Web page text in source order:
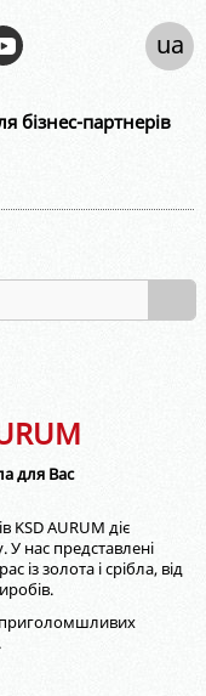
бізнес-партнерів
ua
для Вас
KSD AURUM діє
нас представлені
із золота і срібла, від